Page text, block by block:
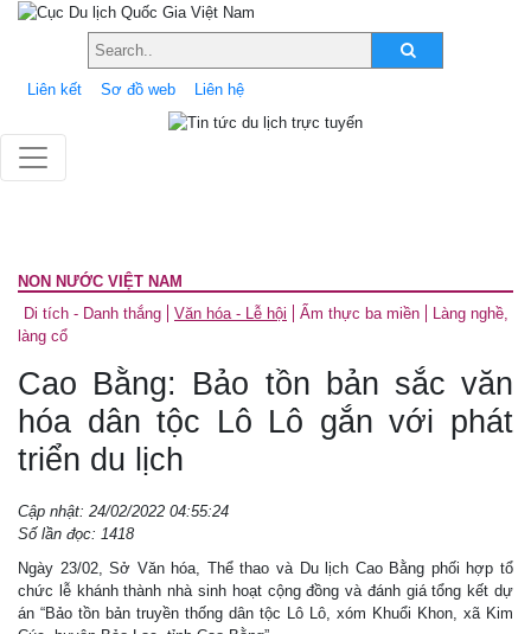
Liên kết Sơ đồ web Liên hệ
NON NƯỚC VIỆT NAM
Di tích - Danh thắng
Văn hóa - Lễ hội Ẩm thực ba miền
Làng nghề,
làng cổ
Cao Bằng: Bảo tồn bản sắc văn
hóa dân tộc Lô Lô gắn với phát
triển du lịch
Cập nhật: 24/02/2022 04:55:24
Số lần đọc: 1418
Ngày 23/02, Sở Văn hóa, Thể thao và Du lịch Cao Bằng phối hợp tổ
chức lễ khánh thành nhà sinh hoạt cộng đồng và đánh giá tổng kết dự
án “Bảo tồn bản truyền thống dân tộc Lô Lô, xóm Khuổi Khon, xã Kim